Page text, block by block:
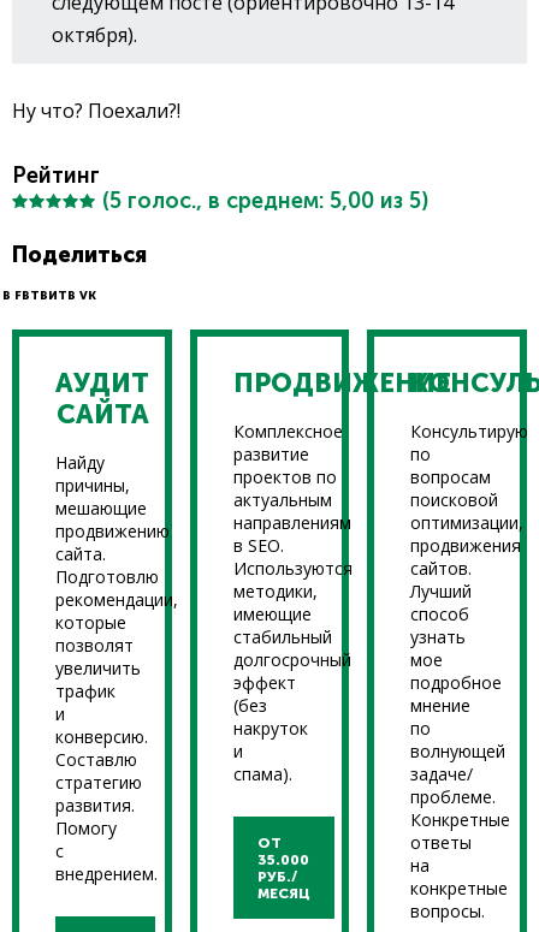
октября).
Ну что? Поехали?!
Рейтинг
(5 голос., в среднем: 5,00 из 5)
Поделиться
В FBТВИТВ VK
АУДИТ
САЙТА
Найду
причины,
мешающие
продвижению
сайта.
Подготовлю
рекомендации,
которые
позволят
увеличить
трафик
и
конверсию.
Составлю
стратегию
развития.
Помогу
с
внедрением.
ПРОДВИЖЕНИЕ
Комплексное
развитие
проектов по
актуальным
направлениям
в SEO.
Используются
методики,
имеющие
стабильный
долгосрочный
эффект
(без
накруток
и
спама).
ОТ
35.000
РУБ./
МЕСЯЦ
Консультирую
по
вопросам
поисковой
оптимизации,
продвижения
сайтов.
Лучший
способ
узнать
мое
подробное
мнение
по
волнующей
задаче/
проблеме.
Конкретные
ответы
на
конкретные
вопросы.